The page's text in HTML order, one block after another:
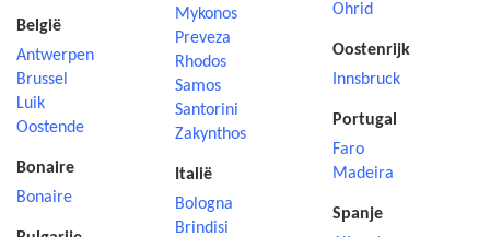
België
Antwerpen
Brussel
Luik
Oostende
Bonaire
Bonaire
Mykonos
Preveza
Rhodos
Samos
Santorini
Zakynthos
Italië
Bologna
Brindisi
Ohrid
Oostenrijk
Innsbruck
Portugal
Faro
Madeira
Spanje